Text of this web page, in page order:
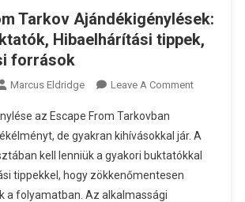
Tarkov Ajándékigénylések:
Hibaelhárítási tippek,
források
Marcus Eldridge Leave A CommentOn
Tarkov
az Escape From Tarkovban
de gyakran kihívásokkal jár. A
kell lenniük a gyakori buktatókkal
tippekkel, hogy zökkenőmentesen
a folyamatban. Az alkalmassági